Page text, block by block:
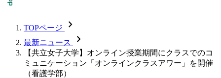
TOPページ chevron_forward
最新ニュース chevron_forward
【共立女子大学】オンライン授業期間にクラスでのコ
ミュニケーション「オンラインクラスアワー」を開催
（看護学部）